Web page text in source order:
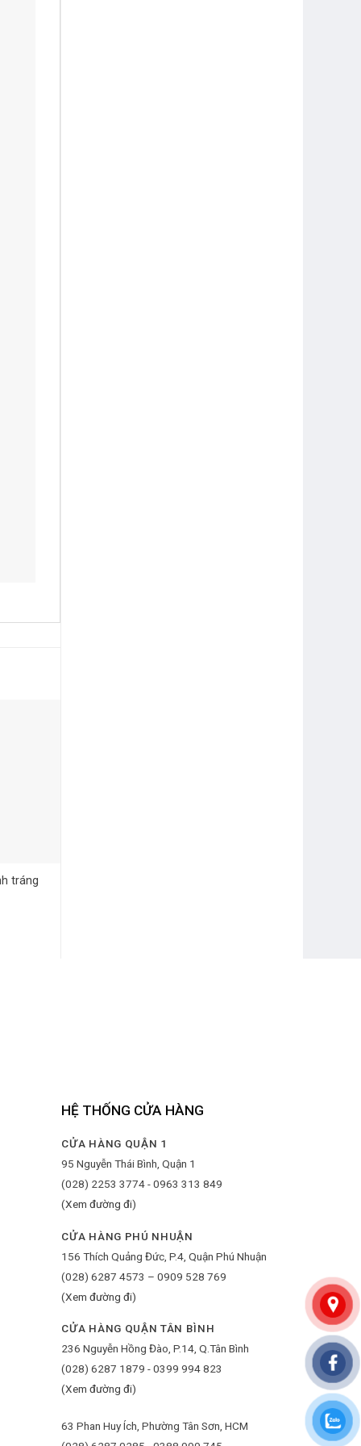
tráng
HỆ THỐNG CỬA HÀNG
CỬA HÀNG QUẬN 1
95 Nguyễn Thái Bình, Quận 1
(028) 2253 3774 - 0963 313 849
(Xem đường đi)
CỬA HÀNG PHÚ NHUẬN
156 Thích Quảng Đức, P.4, Quận Phú Nhuận
(028) 6287 4573 – 0909 528 769
(Xem đường đi)
CỬA HÀNG QUẬN TÂN BÌNH
236 Nguyễn Hồng Đào, P.14, Q.Tân Bình
(028) 6287 1879 - 0399 994 823
(Xem đường đi)
63 Phan Huy Ích, Phường Tân Sơn, HCM